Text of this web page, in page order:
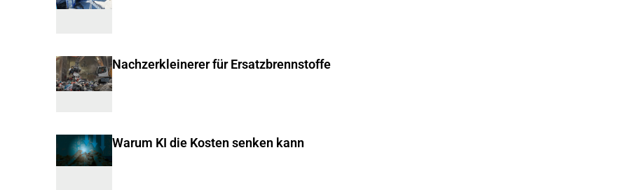
Nachzerkleinerer für Ersatzbrennstoffe
Warum KI die Kosten senken kann